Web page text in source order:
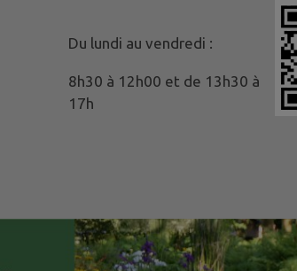
Du lundi au vendredi :
8h30 à 12h00 et de 13h30 à
17h